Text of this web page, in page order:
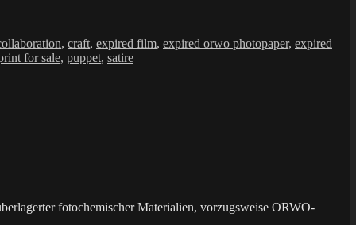
, craft, expired film, expired orwo photopaper, expired
for sale, puppet, satire
fotochemischer Materialien, vorzugsweise ORWO-